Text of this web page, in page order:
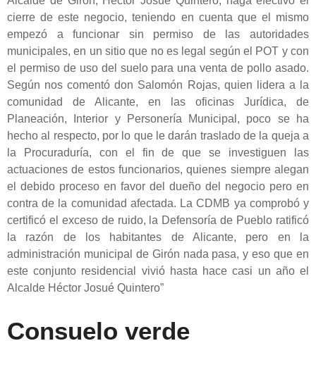
cierre de este negocio, teniendo en cuenta que el mismo
empezó a funcionar sin permiso de las autoridades
municipales, en un sitio que no es legal según el POT y con
el permiso de uso del suelo para una venta de pollo asado.
Según nos comentó don Salomón Rojas, quien lidera a la
comunidad de Alicante, en las oficinas Jurídica, de
Planeación, Interior y Personería Municipal, poco se ha
hecho al respecto, por lo que le darán traslado de la queja a
la Procuraduría, con el fin de que se investiguen las
actuaciones de estos funcionarios, quienes siempre alegan
el debido proceso en favor del dueño del negocio pero en
contra de la comunidad afectada. La CDMB ya comprobó y
certificó el exceso de ruido, la Defensoría de Pueblo ratificó
la razón de los habitantes de Alicante, pero en la
administración municipal de Girón nada pasa, y eso que en
este conjunto residencial vivió hasta hace casi un año el
Alcalde Héctor Josué Quintero”
Consuelo verde